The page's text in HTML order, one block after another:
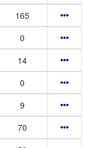
165
0
14
0
9
70